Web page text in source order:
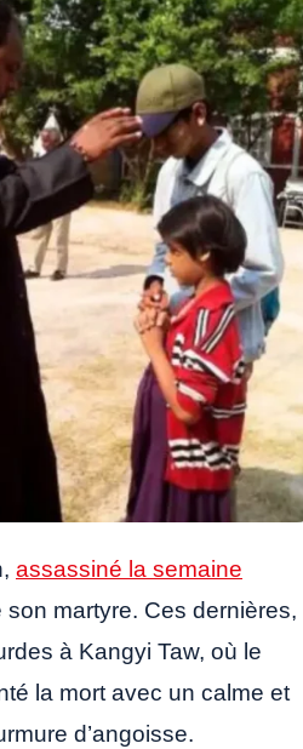
assassiné la semaine
martyre. Ces dernières,
à Kangyi Taw, où le
la mort avec un calme et
d’angoisse.